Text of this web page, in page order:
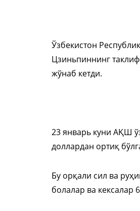
Ўзбекистон
Цзиньпиннинг
жўнаб кетди.
23 январь куни АҚШ
доллардан ортиқ
Бу орқали сил ва
болалар ва кексалар